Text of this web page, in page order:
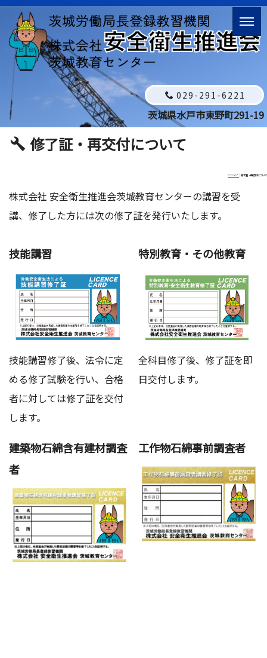
029-291-6221
茨城県水戸市東野町291-19
修了証・再交付について
HOME 修了証・再交付について
株式会社 安全衛生推進会茨城教育センターの講習を受
講、修了した方には次の修了証を発行いたします。
技能講習
技能講習修了後、法令に定
める修了試験を行い、合格
者に対しては修了証を交付
します。
特別教育・その他教育
全科目修了後、修了証を即
日交付します。
建築物石綿含有建材調査
者
工作物石綿事前調査者